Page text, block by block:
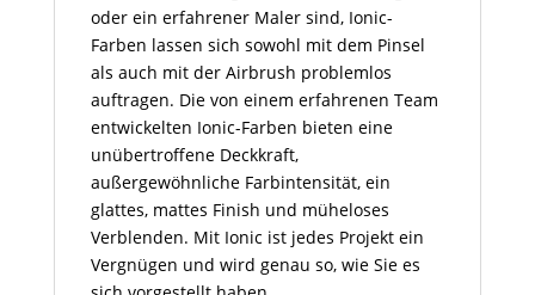
oder ein erfahrener Maler sind, Ionic-
Farben lassen sich sowohl mit dem Pinsel
als auch mit der Airbrush problemlos
auftragen. Die von einem erfahrenen Team
entwickelten Ionic-Farben bieten eine
unübertroffene Deckkraft,
außergewöhnliche Farbintensität, ein
glattes, mattes Finish und müheloses
Verblenden. Mit Ionic ist jedes Projekt ein
Vergnügen und wird genau so, wie Sie es